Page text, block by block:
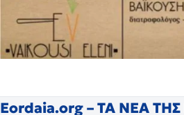
Eordaia.org – ΤΑ ΝΕΑ